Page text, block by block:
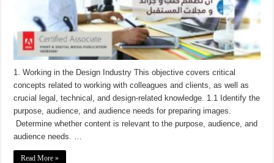
1. Working in the Design Industry This objective covers critical
concepts related to working with colleagues and clients, as well as
crucial legal, technical, and design-related knowledge. 1.1 Identify the
purpose, audience, and audience needs for preparing images.
Determine whether content is relevant to the purpose, audience, and
audience needs. …
Read More »